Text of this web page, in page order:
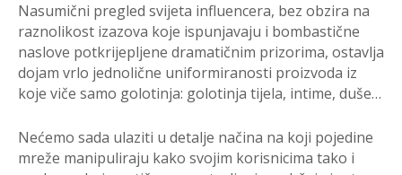
Nasumični pregled svijeta influencera, bez obzira na
raznolikost izazova koje ispunjavaju i bombastične
naslove potkrijepljene dramatičnim prizorima, ostavlja
dojam vrlo jednolične uniformiranosti proizvoda iz
koje viče samo golotinja: golotinja tijela, intime, duše…
Nećemo sada ulaziti u detalje načina na koji pojedine
mreže manipuliraju kako svojim korisnicima tako i